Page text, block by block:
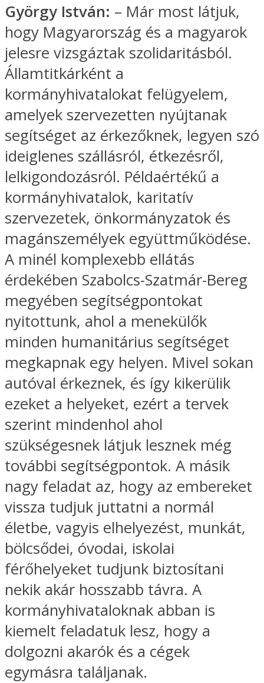
György István: – Már most látjuk,
hogy Magyarország és a magyarok
jelesre vizsgáztak szolidaritásból.
Államtitkárként a
kormányhivatalokat felügyelem,
amelyek szervezetten nyújtanak
segítséget az érkezőknek, legyen szó
ideiglenes szállásról, étkezésről,
lelkigondozásról. Példaértékű a
kormányhivatalok, karitatív
szervezetek, önkormányzatok és
magánszemélyek együttműködése.
A minél komplexebb ellátás
érdekében Szabolcs-Szatmár-Bereg
megyében segítségpontokat
nyitottunk, ahol a menekülők
minden humanitárius segítséget
megkapnak egy helyen. Mivel sokan
autóval érkeznek, és így kikerülik
ezeket a helyeket, ezért a tervek
szerint mindenhol ahol
szükségesnek látjuk lesznek még
további segítségpontok. A másik
nagy feladat az, hogy az embereket
vissza tudjuk juttatni a normál
életbe, vagyis elhelyezést, munkát,
bölcsődei, óvodai, iskolai
férőhelyeket tudjunk biztosítani
nekik akár hosszabb távra. A
kormányhivataloknak abban is
kiemelt feladatuk lesz, hogy a
dolgozni akarók és a cégek
egymásra találjanak.